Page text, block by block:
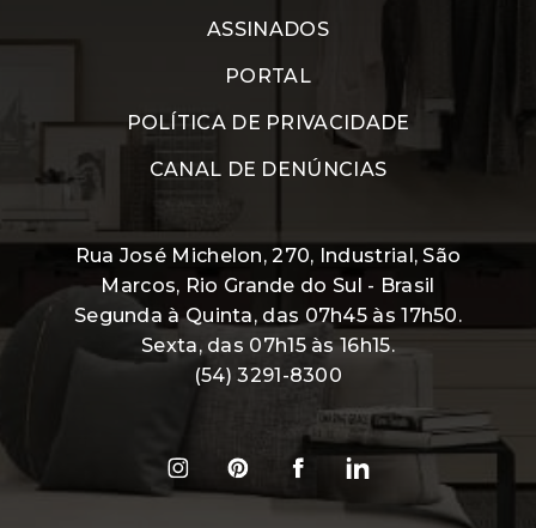
ASSINADOS
PORTAL
POLÍTICA DE PRIVACIDADE
CANAL DE DENÚNCIAS
Rua José Michelon, 270, Industrial, São
Marcos, Rio Grande do Sul - Brasil
Segunda à Quinta, das 07h45 às 17h50.
Sexta, das 07h15 às 16h15.
(54) 3291-8300